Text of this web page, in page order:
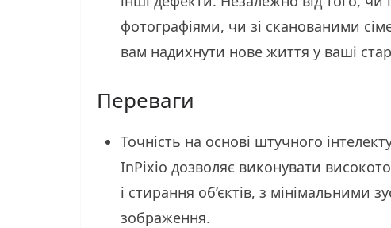
фотографіями, чи зі сканованими
вам надихнути нове життя у ваші
Переваги
Точність на основі штучного
InPixio дозволяє виконувати
і стирання об’єктів, з мінімальними
зображення.